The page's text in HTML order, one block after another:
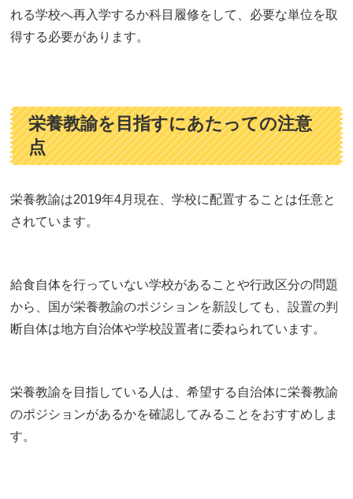
れる学校へ再入学するか科目履修をして、必要な単位を取
得する必要があります。
栄養教諭を目指すにあたっての注意
点
栄養教諭は2019年4月現在、学校に配置することは任意と
されています。
給食自体を行っていない学校があることや行政区分の問題
から、国が栄養教諭のポジションを新設しても、設置の判
断自体は地方自治体や学校設置者に委ねられています。
栄養教諭を目指している人は、希望する自治体に栄養教諭
のポジションがあるかを確認してみることをおすすめしま
す。